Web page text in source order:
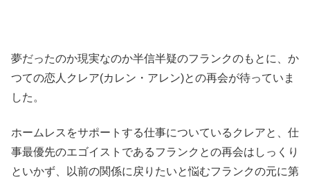
夢だったのか現実なのか半信半疑のフランクのもとに、か
つての恋人クレア(カレン・アレン)との再会が待っていま
した。
ホームレスをサポートする仕事についているクレアと、仕
事最優先のエゴイストであるフランクとの再会はしっくり
といかず、以前の関係に戻りたいと悩むフランクの元に第